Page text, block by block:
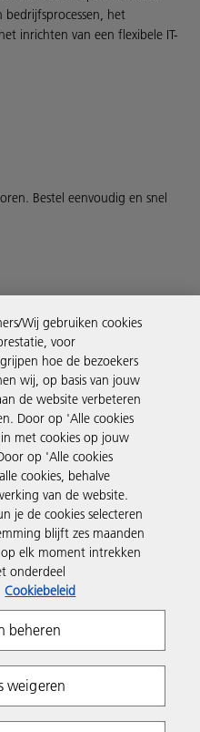
het
inrichten van een flexibele IT-
Bestel eenvoudig en snel
voorwaarden
Wij gebruiken cookies
voor
hoe de bezoekers
wij, op basis van jouw
de website verbeteren
Door op 'Alle cookies
met cookies op jouw
op 'Alle cookies
cookies, behalve
van de website.
je de cookies selecteren
blijft zes maanden
elk moment intrekken
onderdeel
Cookiebeleid
beheren
weigeren